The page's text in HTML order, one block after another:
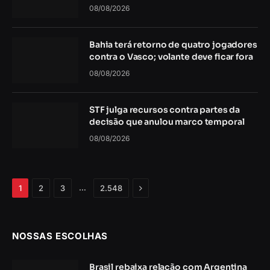
08/08/2026
Bahia terá retorno de quatro jogadores
contra o Vasco; volante deve ficar fora
08/08/2026
STF julga recursos contra partes da
decisão que anulou marco temporal
08/08/2026
1 2 3 … 2.548 Próximo
NOSSAS ESCOLHAS
Brasil rebaixa relação com Argentina